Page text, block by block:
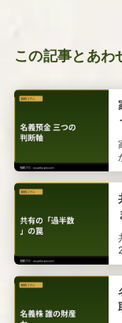
この記事とあわ